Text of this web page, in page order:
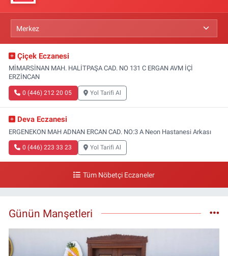
Çiçek Eczanesi
MİMARSİNAN MAH. HALİTPAŞA CAD. NO 131 C ERGAN AVM İÇİ
ERZİNCAN
0 (446) 212 20 05 Yol Tarifi Al
Deva Eczanesi
ERGENEKON MAH ADNAN ERCAN CAD. NO:3 A Neon Hastanesi Arkası
0 (446) 223 33 23 Yol Tarifi Al
Tüm Nöbetçi Eczaneler
Günün Manşetleri